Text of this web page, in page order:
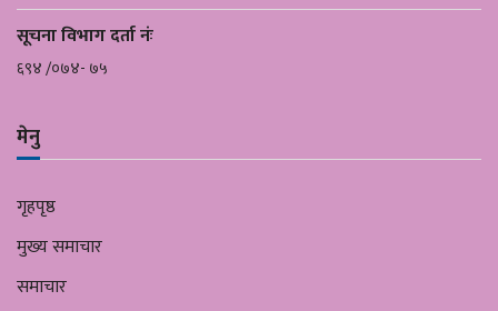
सूचना विभाग दर्ता नंः
६९४ /०७४- ७५
मेनु
गृहपृष्ठ
मुख्य समाचार
समाचार